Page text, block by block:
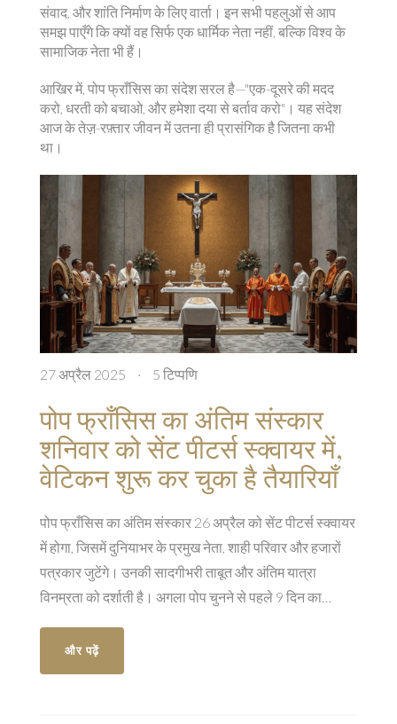
संवाद, और शांति निर्माण के लिए वार्ता। इन सभी पहलुओं से आप
समझ पाएँगे कि क्यों वह सिर्फ एक धार्मिक नेता नहीं, बल्कि विश्व के
सामाजिक नेता भी हैं।
आखिर में, पोप फ्राँसिस का संदेश सरल है—"एक-दूसरे की मदद
करो, धरती को बचाओ, और हमेशा दया से बर्ताव करो"। यह संदेश
आज के तेज़-रफ़्तार जीवन में उतना ही प्रासंगिक है जितना कभी
था।
27 अप्रैल 2025 · 5 टिप्पणि
पोप फ्राँसिस का अंतिम संस्कार
शनिवार को सेंट पीटर्स स्क्वायर में,
वेटिकन शुरू कर चुका है तैयारियाँ
पोप फ्राँसिस का अंतिम संस्कार 26 अप्रैल को सेंट पीटर्स स्क्वायर
में होगा, जिसमें दुनियाभर के प्रमुख नेता, शाही परिवार और हजारों
पत्रकार जुटेंगे। उनकी सादगीभरी ताबूत और अंतिम यात्रा
विनम्रता को दर्शाती है। अगला पोप चुनने से पहले 9 दिन का
और पढ़ें